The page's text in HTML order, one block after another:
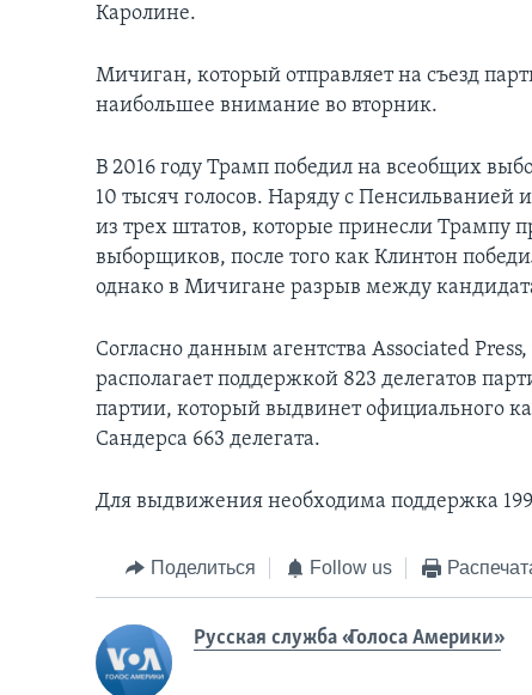
Каролине.
Мичиган, который отправляет на съезд
наибольшее внимание во вторник.
В 2016 году Трамп победил на всеобщих
10 тысяч голосов. Наряду с
из трех штатов, которые принесли Трампу
выборщиков, после того как Клинтон
однако в Мичигане разрыв между
Согласно данным агентства Associated
располагает поддержкой 823 делегатов
партии, который выдвинет официального
Сандерса 663 делегата.
Для выдвижения необходима поддержка
Поделиться Follow us
Русская служба «Голоса Америки»